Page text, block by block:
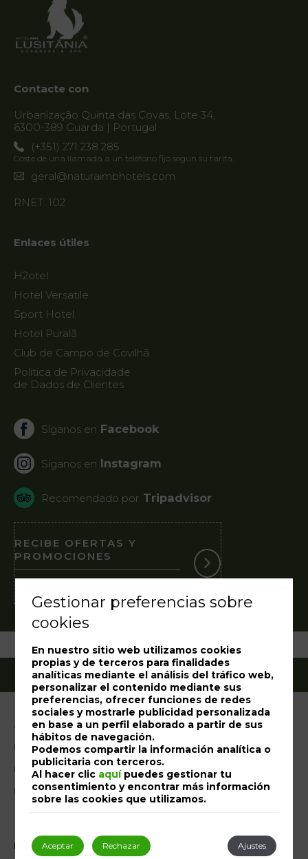
Noticias
Destino
Guarda
Contacte con
Urbanização Quinta das Covas, Lote 34,
6300-389 Guarda | Portugal
(+351) 271 238 285
Coste de una llamada a un teléfono fijo según su tarifa.
geral@naturaimbhotels.com
RNET: 102
Enlaces útiles
H2otel
Hotel Versatile
Sport Hotel
Hotel Puralã
Club de Campo de Covilhã
Politica de Privacidade
de Dados de Clientes
Síganos en Facebook
Síganos en Instagram
Recomendado por Tripadvisor
RECIBE OFERTAS Y
PROMOCIONES
Aviso legal
Política de cookies
Libro de reclamaciones
RAL
Desarrollado por mirai
Gestionar preferencias sobre
cookies
En nuestro sitio web utilizamos cookies
propias y de terceros para finalidades
analíticas mediante el análisis del tráfico web,
personalizar el contenido mediante sus
preferencias, ofrecer funciones de redes
sociales y mostrarle publicidad personalizada
en base a un perfil elaborado a partir de sus
hábitos de navegación.
Podemos compartir la información analítica o
publicitaria con terceros.
Al hacer clic aquípuedes gestionar tu
consentimiento y encontrar más información
sobre las cookies que utilizamos.
Aceptar Ajustes
Rechazar